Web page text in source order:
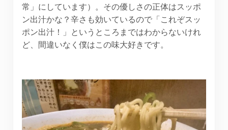
常」にしています）。その優しさの正体はスッポ
ン出汁かな？辛さも効いているので「これぞスッ
ポン出汁！」というところまではわからないけれ
ど、間違いなく僕はこの味大好きです。